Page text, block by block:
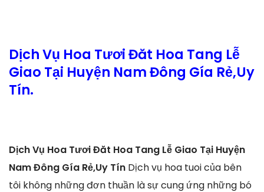
Dịch Vụ Hoa Tươi Đăt Hoa Tang Lễ
Giao Tại Huyện Nam Đông Gía Rẻ,Uy
Tín.
Dịch Vụ Hoa Tươi Đăt Hoa Tang Lễ Giao Tại Huyện
Nam Đông Gía Rẻ,Uy Tín Dịch vụ hoa tuoi của bên
tôi không những đơn thuần là sự cung ứng những bó